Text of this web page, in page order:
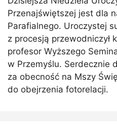
Przenajświętszej jest dla
Parafialnego. Uroczystej
z procesją przewodniczył
profesor Wyższego
w Przemyślu. Serdecznie
za obecność na Mszy
do obejrzenia fotorelacji.